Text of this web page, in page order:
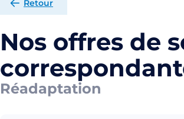
Retour
Nos offres de
Réadaptation